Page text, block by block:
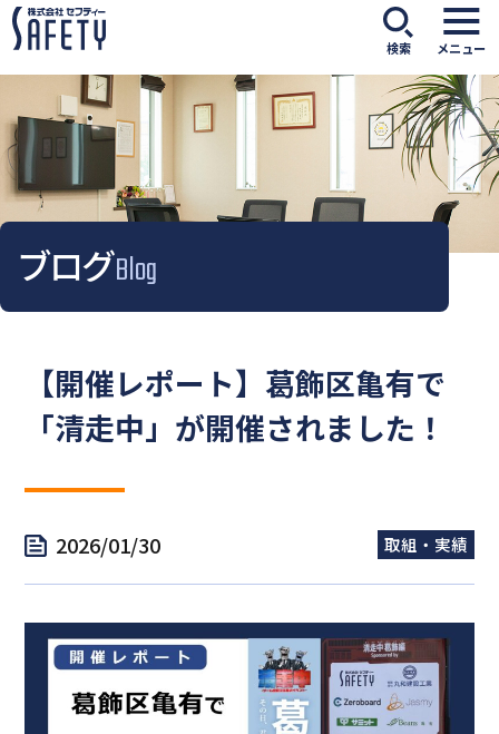
検索 メニュー
ブログBlog
【開催レポート】葛飾区亀有で
「清走中」が開催されました！
2026/01/30 取組・実績